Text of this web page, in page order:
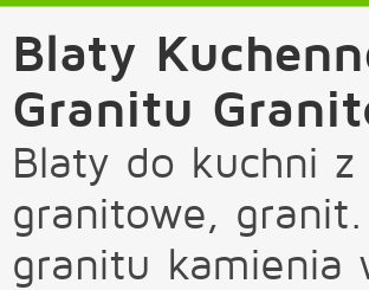
Blaty
Granitu
Blaty do kuchni
granitowe,
granitu kamienia